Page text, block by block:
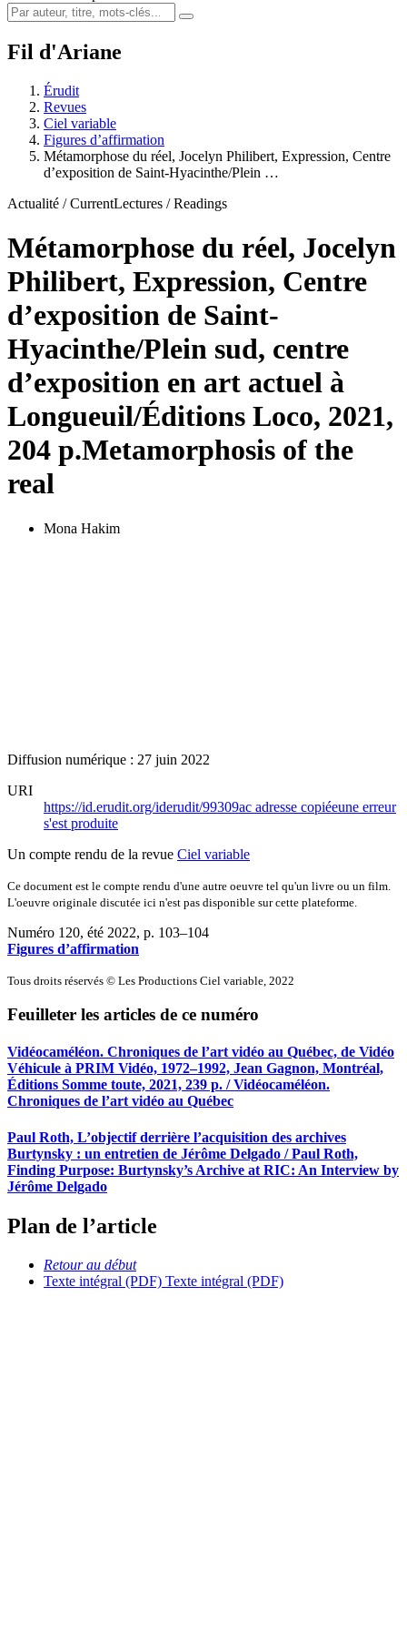
Fil d'Ariane
Érudit
Revues
Ciel variable
Figures d’affirmation
Métamorphose du réel, Jocelyn Philibert, Expression, Centre
d’exposition de Saint-Hyacinthe/Plein …
Actualité / CurrentLectures / Readings
Métamorphose du réel, Jocelyn
Philibert, Expression, Centre
d’exposition de Saint-
Hyacinthe/Plein sud, centre
d’exposition en art actuel à
Longueuil/Éditions Loco, 2021,
204 p.Metamorphosis of the
real
Mona Hakim
Diffusion numérique : 27 juin 2022
URI
https://id.erudit.org/iderudit/99309ac adresse copiéeune erreur
s'est produite
Un compte rendu de la revue Ciel variable
Ce document est le compte rendu d'une autre oeuvre tel qu'un livre ou un film.
L'oeuvre originale discutée ici n'est pas disponible sur cette plateforme.
Numéro 120, été 2022, p. 103–104
Figures d’affirmation
Tous droits réservés © Les Productions Ciel variable, 2022
Feuilleter les articles de ce numéro
Vidéocaméléon. Chroniques de l’art vidéo au Québec, de Vidéo
Véhicule à PRIM Vidéo, 1972–1992, Jean Gagnon, Montréal,
Éditions Somme toute, 2021, 239 p. / Vidéocaméléon.
Chroniques de l’art vidéo au Québec
Paul Roth, L’objectif derrière l’acquisition des archives
Burtynsky : un entretien de Jérôme Delgado / Paul Roth,
Finding Purpose: Burtynsky’s Archive at RIC: An Interview by
Jérôme Delgado
Plan de l’article
Retour au début
Texte intégral (PDF) Texte intégral (PDF)